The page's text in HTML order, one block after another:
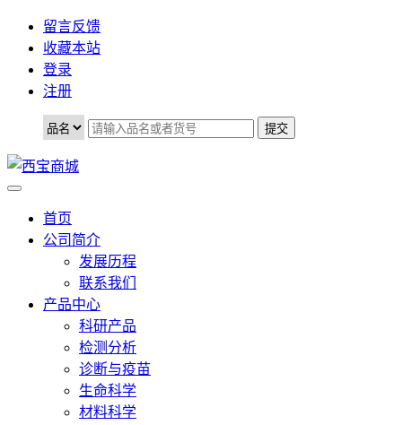
留言反馈
收藏本站
登录
注册
首页
公司简介
发展历程
联系我们
产品中心
科研产品
检测分析
诊断与疫苗
生命科学
材料科学